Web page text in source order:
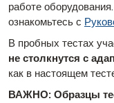
работе
ознакомьтесь с
В пробных тестах
не столкнутся с
как в настоящем
ВАЖНО: Образцы